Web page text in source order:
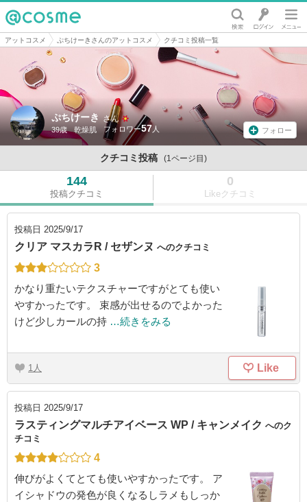
@cosme
アットコスメ ぷちけーきさんのアットコスメ クチコミ投稿一覧
ぷちけーき さん
39歳 乾燥肌 57 フォロー
クチコミ投稿 (1ページ目)
144
投稿クチコミ
0
Likeクチコミ
投稿日 2025/9/17
クリア マスカラR / セザンヌ へのクチコミ
3
かなり重たいテクスチャーですがとても使い
やすかったです。 束感が出せるのでよかった
けど少しカールの持 …続きをみる
1 Like
投稿日 2025/9/17
ラスティングマルチアイベース WP / キャンメイク へのク
チコミ
4
伸びがよくてとても使いやすかったです。 ア
イシャドウの発色が良くなるしラメもしっか